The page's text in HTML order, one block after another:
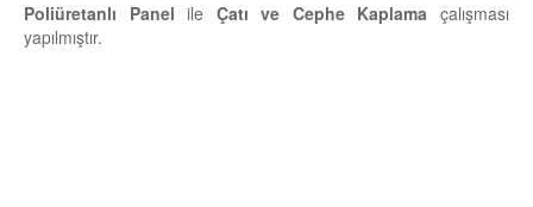
Poliüretanlı Panel ile Çatı ve Cephe Kaplama çalışması
yapılmıştır.